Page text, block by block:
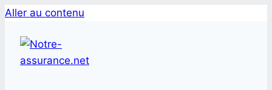
Aller au contenu